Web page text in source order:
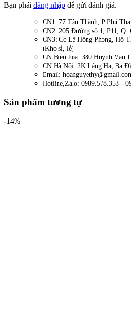
Bạn phải đăng nhập để gửi đánh giá.
CN1: 77 Tân Thành, P Phú
CN2: 205 Đường số 1, P11, Q.
CN3: Cc Lê Hồng Phong, Hồ
(Kho sỉ, lẻ)
CN Biên hòa: 380 Huỳnh Văn
CN Hà Nội: 2K Láng Hạ, Ba
Email:
Hotline,Zalo: 0989.578.353 -
Sản phẩm tương tự
-14%